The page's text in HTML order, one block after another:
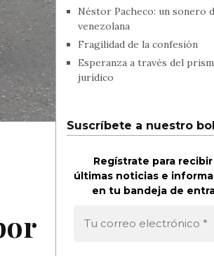
Néstor Pacheco: un sonero
venezolana
Fragilidad de la confesión
Esperanza a través del
jurídico
Suscríbete a nuestro
Regístrate para recibir
últimas noticias e
en tu bandeja de